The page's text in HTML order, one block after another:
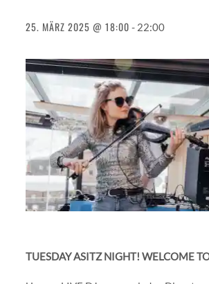
25. MÄRZ 2025 @ 18:00 - 22:00
TUESDAY ASITZ NIGHT! WELCOME